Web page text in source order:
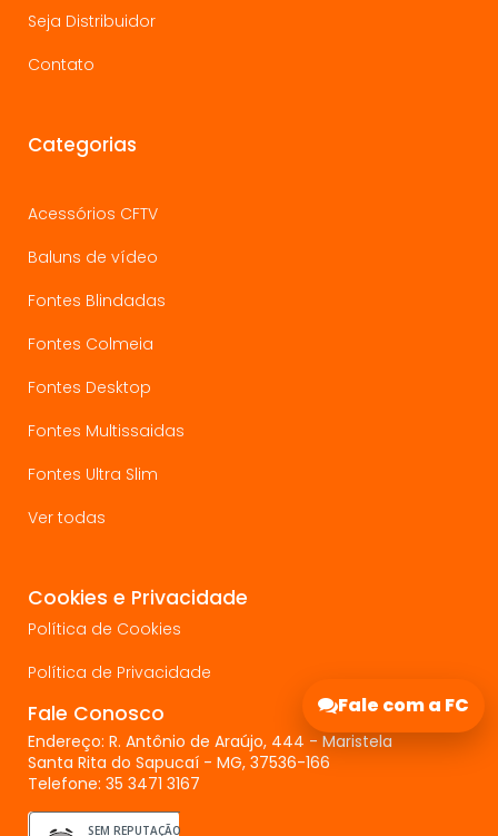
Fale com a FC
Seja Distribuidor
Contato
Categorias
Acessórios CFTV
Baluns de vídeo
Fontes Blindadas
Fontes Colmeia
Fontes Desktop
Fontes Multissaidas
Fontes Ultra Slim
Ver todas
Cookies e Privacidade
Política de Cookies
Política de Privacidade
Fale Conosco
Endereço: R. Antônio de Araújo, 444 - Maristela
Santa Rita do Sapucaí - MG, 37536-166
Telefone: 35 3471 3167
SEM REPUTAÇÃO